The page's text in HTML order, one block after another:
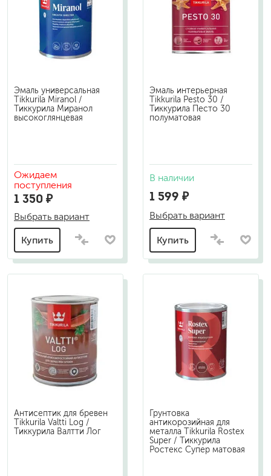
Эмаль универсальная
Tikkurila Miranol /
Тиккурила Миранол
высокоглянцевая
Ожидаем
поступления
1 350 ₽
Выбрать вариант
Купить
Эмаль интерьерная
Tikkurila Pesto 30 /
Тиккурила Песто 30
полуматовая
В наличии
1 599 ₽
Выбрать вариант
Купить
Антисептик для бревен
Tikkurila Valtti Log /
Тиккурила Валтти Лог
Грунтовка
антикорозийная для
металла Tikkurila Rostex
Super / Тиккурила
Ростекс Супер матовая